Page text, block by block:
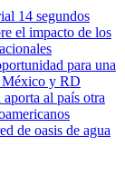
14 segundos
el impacto de los
para una
México y RD
al país otra
de oasis de agua